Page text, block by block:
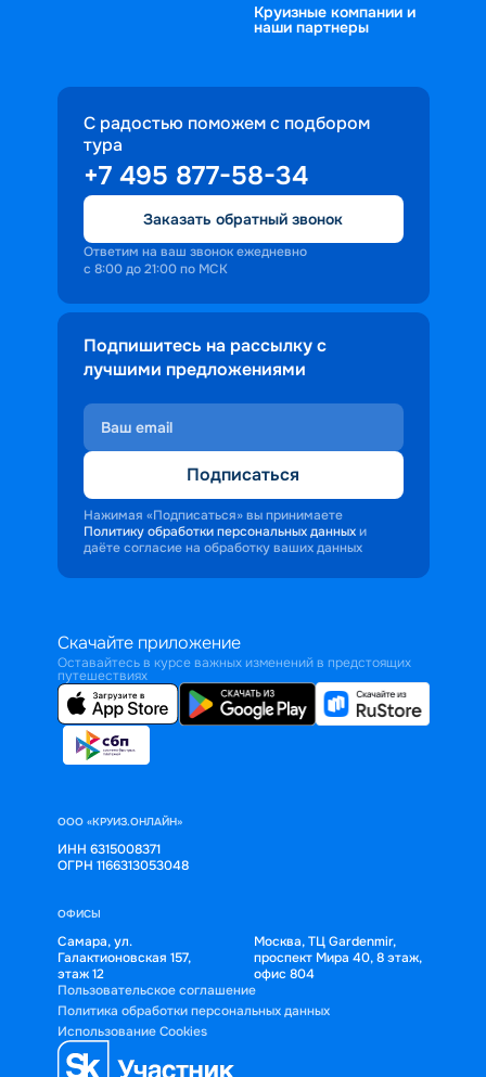
Круизные компании и
наши партнеры
С радостью поможем с подбором
тура
+7 495 877-58-34
Заказать обратный звонок
Ответим на ваш звонок ежедневно
с 8:00 до 21:00 по МСК
Подпишитесь на рассылку с
лучшими предложениями
Подписаться
Нажимая «Подписаться» вы принимаете
Политику обработки персональных данных и
даёте согласие на обработку ваших данных
Скачайте приложение
Оставайтесь в курсе важных изменений в предстоящих
путешествиях
ООО «КРУИЗ.ОНЛАЙН»
ИНН 6315008371
ОГРН 1166313053048
ОФИСЫ
Самара, ул.
Галактионовская 157,
этаж 12
Москва, ТЦ Gardenmir,
проспект Мира 40, 8 этаж,
офис 804
Пользовательское соглашение
Политика обработки персональных данных
Использование Cookies